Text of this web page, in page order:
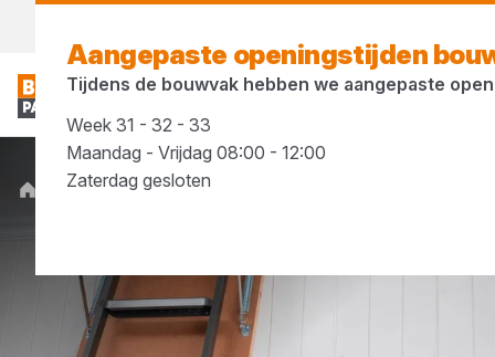
Merken Novoferm
Aangepaste openingstijden
Tijdens de bouwvak hebben we aangepaste
Week 31 - 32 - 33
Maandag - Vrijdag 08:00 - 12:00
Zaterdag gesloten